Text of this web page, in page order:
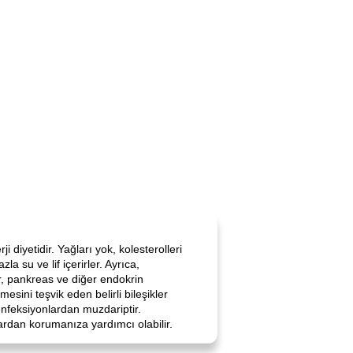
diyetidir. Yağları yok, kolesterolleri
su ve lif içerirler. Ayrıca,
pankreas ve diğer endokrin
teşvik eden belirli bileşikler
muzdariptir.
korumanıza yardımcı olabilir.